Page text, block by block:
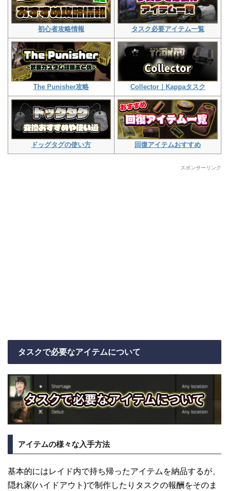
初心者攻略情報 タスク必要アイテム一覧
The Punisher攻略 Collector｜Kappaタスク
ドッグタグの使い方 回復アイテムおすすめ
スポンサーリンク
タスクで必要なアイテムについて
アイテムの様々な入手方法
基本的にはレイド内で持ち帰ったアイテムを納品するが、
隠れ家(ハイドアウト)で制作したりタスクの報酬をそのま